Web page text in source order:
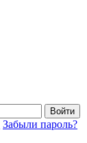
Войти
Забыли пароль?